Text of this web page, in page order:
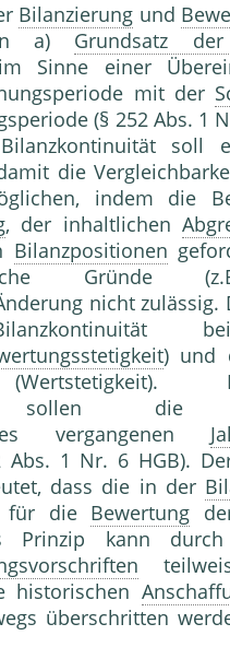
Bilanzierung und
a) Grundsatz
im Sinne einer
mit der
(§ 252 Abs. 1
soll
die
indem die
, der inhaltlichen
Bilanzpositionen
Gründe
nicht zulässig.
) und
sollen die
vergangenen
1 Nr. 6 HGB).
dass die in der
für die Bewertung
Prinzip kann
historischen
überschritten